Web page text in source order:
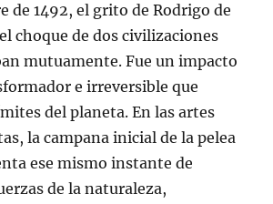
de 1492, el grito de Rodrigo de
choque de dos civilizaciones
mutuamente. Fue un impacto
e irreversible que
del planeta. En las artes
la campana inicial de la pelea
ese mismo instante de
de la naturaleza,